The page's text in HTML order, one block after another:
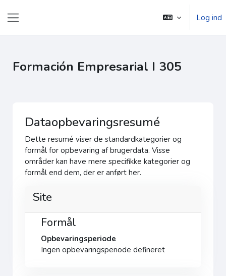
Log ind
Formación Empresarial I 305
Dataopbevaringsresumé
Dette resumé viser de standardkategorier og
formål for opbevaring af brugerdata. Visse
områder kan have mere specifikke kategorier og
formål end dem, der er anført her.
Site
Formål
Opbevaringsperiode
Ingen opbevaringsperiode defineret